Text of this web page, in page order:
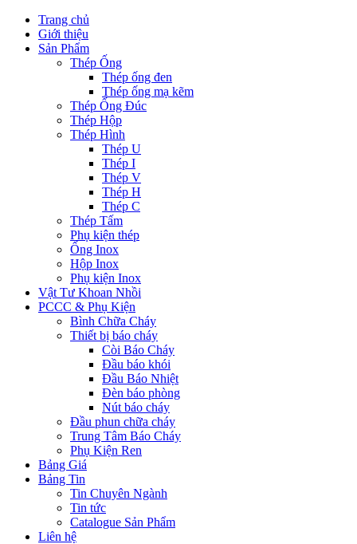
Trang chủ
Giới thiệu
Sản Phẩm
Thép Ống
Thép ống đen
Thép ống mạ kẽm
Thép Ống Đúc
Thép Hộp
Thép Hình
Thép U
Thép I
Thép V
Thép H
Thép C
Thép Tấm
Phụ kiện thép
Ống Inox
Hộp Inox
Phụ kiện Inox
Vật Tư Khoan Nhồi
PCCC & Phụ Kiện
Bình Chữa Cháy
Thiết bị báo cháy
Còi Báo Cháy
Đầu báo khói
Đầu Báo Nhiệt
Đèn báo phòng
Nút báo cháy
Đầu phun chữa cháy
Trung Tâm Báo Cháy
Phụ Kiện Ren
Bảng Giá
Bảng Tin
Tin Chuyên Ngành
Tin tức
Catalogue Sản Phẩm
Liên hệ